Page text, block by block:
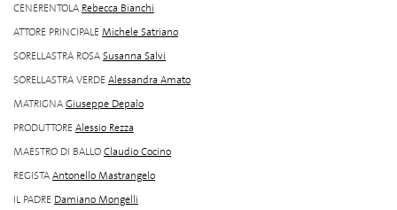
CENERENTOLA Rebecca Bianchi
ATTORE PRINCIPALEMichele Satriano
SORELLASTRA ROSASusanna Salvi
SORELLASTRA VERDEAlessandra Amato
MATRIGNAGiuseppe Depalo
PRODUTTOREAlessio Rezza
MAESTRO DI BALLOClaudio Cocino
REGISTAAntonello Mastrangelo
IL PADRE Damiano Mongelli